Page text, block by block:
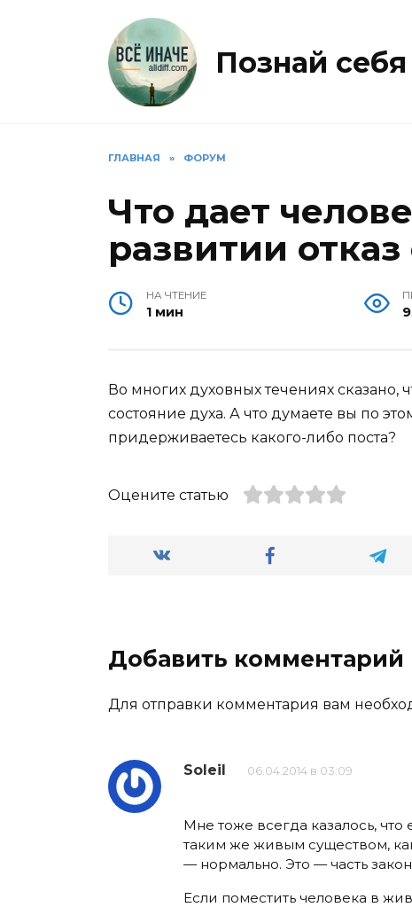
Познай
ГЛАВНАЯ » ФОРУМ
Что дает
развитии отказ
НА ЧТЕНИЕ
1 мин
Во многих духовных течениях сказано,
состояние духа. А что думаете вы по
придерживаетесь какого-либо поста?
Оцените статью
Добавить комментарий
Для отправки комментария вам
Soleil 06.04.2014 в 03:09
Мне тоже всегда казалось,
таким же живым существом,
— нормально. Это — часть
Если поместить человека в